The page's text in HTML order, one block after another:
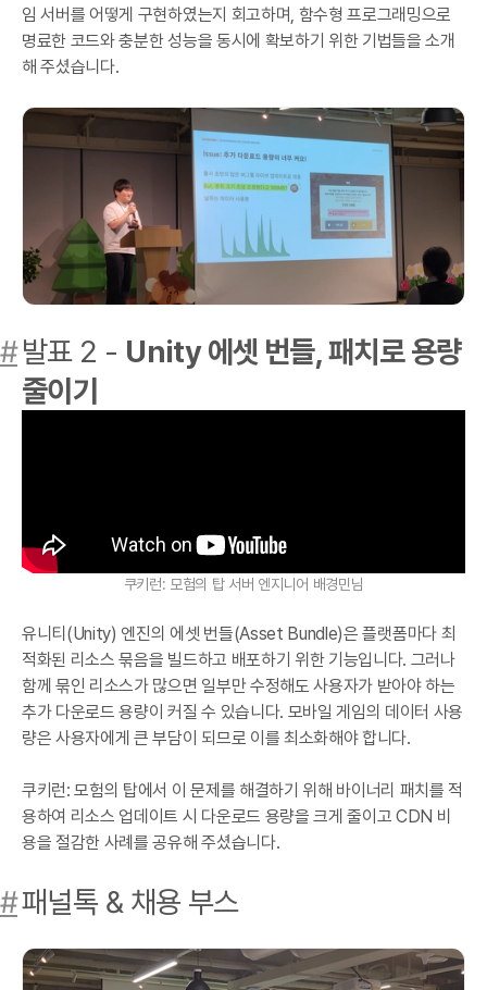
임 서버를 어떻게 구현하였는지 회고하며, 함수형 프로그래밍으로
명료한 코드와 충분한 성능을 동시에 확보하기 위한 기법들을 소개
해 주셨습니다.
#발표 2 - Unity 에셋 번들, 패치로 용량
줄이기
쿠키런: 모험의 탑 서버 엔지니어 배경민님
유니티(Unity) 엔진의 에셋 번들(Asset Bundle)은 플랫폼마다 최
적화된 리소스 묶음을 빌드하고 배포하기 위한 기능입니다. 그러나
함께 묶인 리소스가 많으면 일부만 수정해도 사용자가 받아야 하는
추가 다운로드 용량이 커질 수 있습니다. 모바일 게임의 데이터 사용
량은 사용자에게 큰 부담이 되므로 이를 최소화해야 합니다.
쿠키런: 모험의 탑에서 이 문제를 해결하기 위해 바이너리 패치를 적
용하여 리소스 업데이트 시 다운로드 용량을 크게 줄이고 CDN 비
용을 절감한 사례를 공유해 주셨습니다.
#패널톡 & 채용 부스